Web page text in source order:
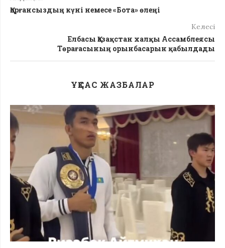
Қорғансыздың күні немесе «Бота» өлеңі
Келесі
Елбасы Қазақстан халқы Ассамблеясы
Төрағасының орынбасарын қабылдады
ҰҚСАС ЖАЗБАЛАР